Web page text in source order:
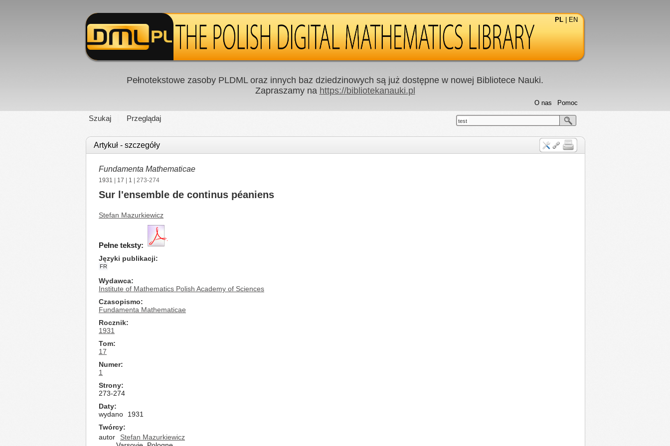
PL EN
Pełnotekstowe zasoby PLDML oraz innych baz dziedzinowych są już dostępne w nowej Bibliotece Nauki.
Zapraszamy na https://bibliotekanauki.pl
Szukaj Przeglądaj
Pomoc
O nas
test
Artykuł - szczegóły
Fundamenta Mathematicae
1931 17 1 | 273-274
Sur l'ensemble de continus péaniens
Stefan Mazurkiewicz
Pełne teksty:
Języki publikacji
FR
Wydawca
Institute of Mathematics Polish Academy of Sciences
Czasopismo
Fundamenta Mathematicae
Rocznik
1931
Tom
17
Numer
1
Strony
273-274
Daty
wydano
1931
Twórcy
autor
Stefan Mazurkiewicz